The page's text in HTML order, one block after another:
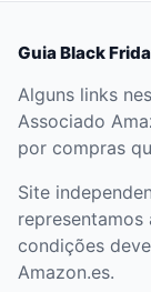
Guia Black
Alguns links
Associado
por compras
Site
representamos
condições
Amazon.es.